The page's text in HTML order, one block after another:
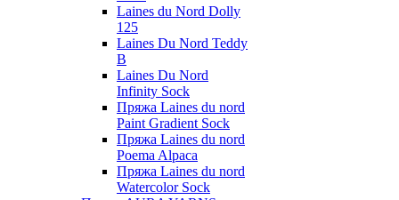
Laines du Nord Dolly
125
Laines Du Nord Teddy
B
Laines Du Nord
Infinity Sock
Пряжа Laines du nord
Paint Gradient Sock
Пряжа Laines du nord
Poema Alpaca
Пряжа Laines du nord
Watercolor Sock